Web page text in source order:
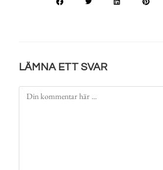
LÄMNA ETT SVAR